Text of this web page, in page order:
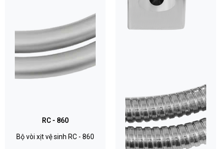
RC - 860
Bộ vòi xịt vệ sinh RC - 860